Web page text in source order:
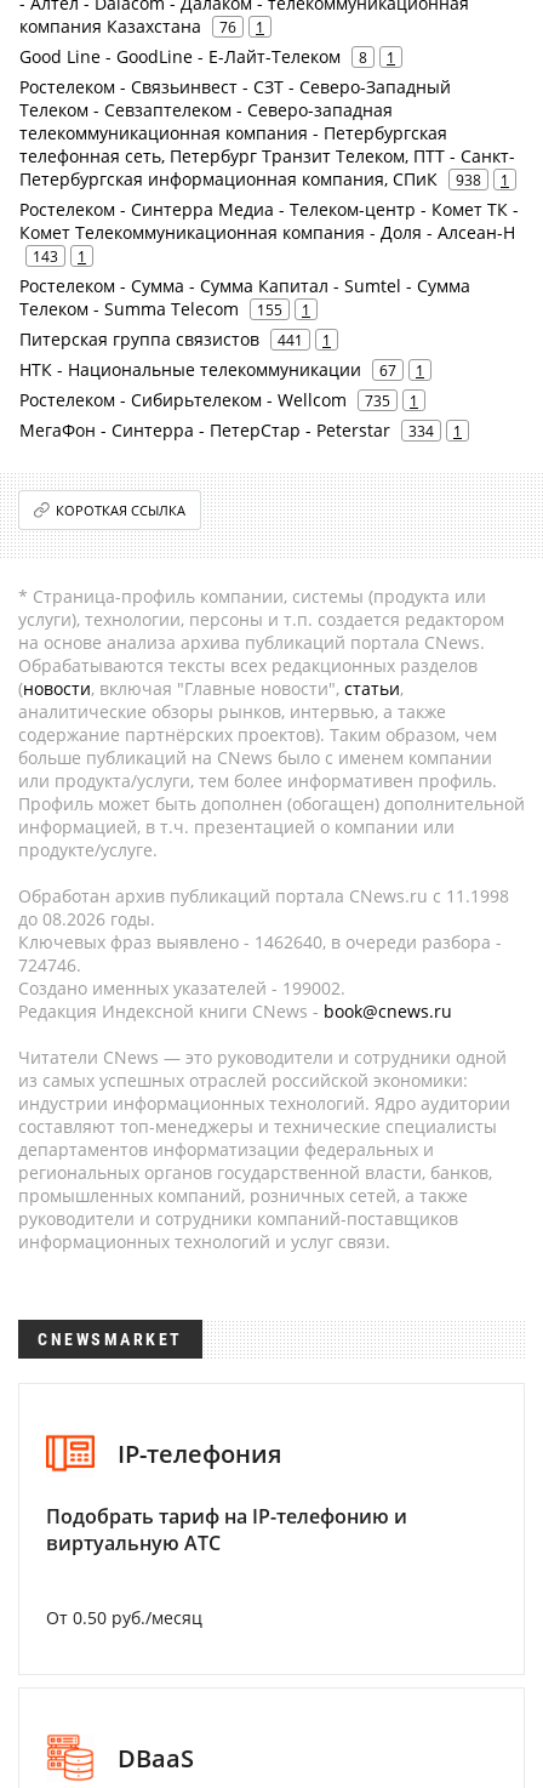
компания Казахстана
76 1
Good Line - GoodLine - Е-Лайт-Телеком 8 1
Ростелеком - Связьинвест - СЗТ - Северо-Западный
Телеком - Севзаптелеком - Северо-западная
телекоммуникационная компания - Петербургская
телефонная сеть, Петербург Транзит Телеком, ПТТ - Санкт-
Петербургская информационная компания, СПиК
938 1
Ростелеком - Синтерра Медиа - Телеком-центр - Комет ТК -
Комет Телекоммуникационная компания - Доля - Алсеан-Н
143 1
Ростелеком - Сумма - Сумма Капитал - Sumtel - Сумма
Телеком - Summa Telecom
155 1
Питерская группа связистов 441 1
НТК - Национальные телекоммуникации 67 1
Ростелеком - Сибирьтелеком - Wellcom 735 1
МегаФон - Синтерра - ПетерСтар - Peterstar 334 1
КОРОТКАЯ ССЫЛКА
* Страница-профиль компании, системы (продукта или
услуги), технологии, персоны и т.п. создается редактором
на основе анализа архива публикаций портала CNews.
Обрабатываются тексты всех редакционных разделов
(новости, включая "Главные новости", статьи,
аналитические обзоры рынков, интервью, а также
содержание партнёрских проектов). Таким образом, чем
больше публикаций на CNews было с именем компании
или продукта/услуги, тем более информативен профиль.
Профиль может быть дополнен (обогащен) дополнительной
информацией, в т.ч. презентацией о компании или
продукте/услуге.
Обработан архив публикаций портала CNews.ru c 11.1998
до 08.2026 годы.
Ключевых фраз выявлено - 1462640, в очереди разбора -
724746.
Создано именных указателей - 199002.
Редакция Индексной книги CNews - book@cnews.ru
Читатели CNews — это руководители и сотрудники одной
из самых успешных отраслей российской экономики:
индустрии информационных технологий. Ядро аудитории
составляют топ-менеджеры и технические специалисты
департаментов информатизации федеральных и
региональных органов государственной власти, банков,
промышленных компаний, розничных сетей, а также
руководители и сотрудники компаний-поставщиков
информационных технологий и услуг связи.
CNEWSMARKET
IP-телефония
Подобрать тариф на IP-телефонию и
виртуальную АТС
От 0.50 руб./месяц
DBaaS